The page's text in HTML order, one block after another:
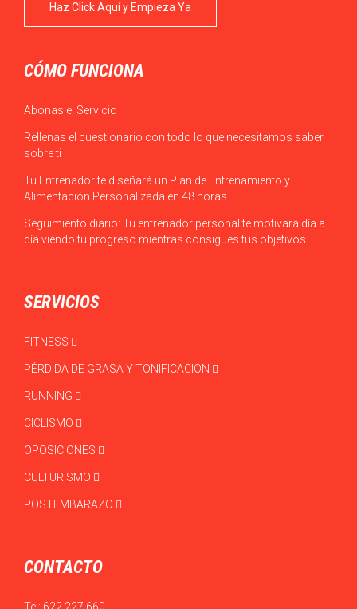
Haz Click Aquí y Empieza Ya
CÓMO FUNCIONA
Abonas el Servicio
Rellenas el cuestionario con todo lo que necesitamos saber
sobre ti
Tu Entrenador te diseñará un Plan de Entrenamiento y
Alimentación Personalizada en 48 horas
Seguimiento diario: Tu entrenador personal te motivará día a
día viendo tu progreso mientras consigues tus objetivos.
SERVICIOS
FITNESS
PÉRDIDA DE GRASA Y TONIFICACIÓN
RUNNING
CICLISMO
OPOSICIONES
CULTURISMO
POSTEMBARAZO
CONTACTO